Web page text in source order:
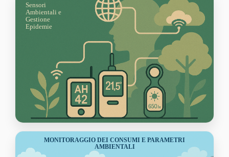
Sensori
Ambientali e
Gestione
Epidemie
MONITORAGGIO DEI CONSUMI E PARAMETRI
AMBIENTALI